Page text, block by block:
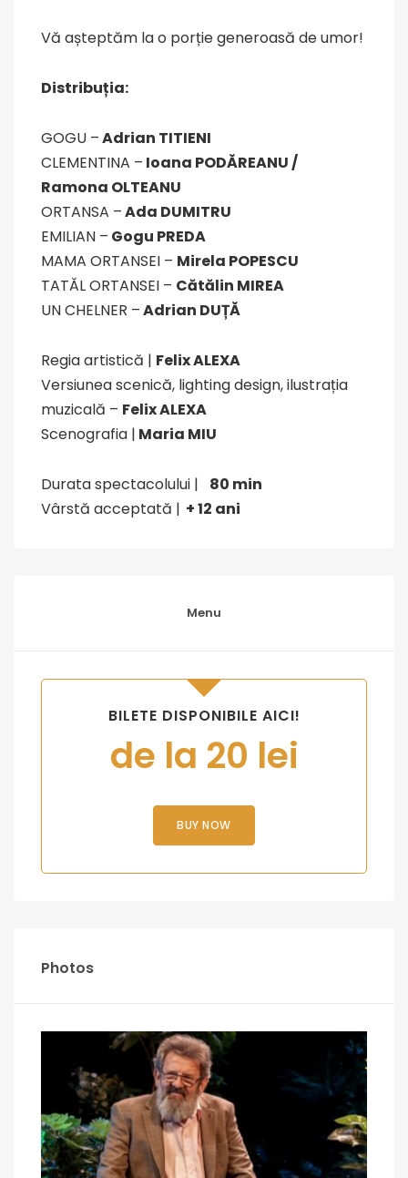
Vă așteptăm la o porție generoasă de umor!
Distribuția:
GOGU –Adrian TITIENI
CLEMENTINA – Ioana PODĂREANU /
Ramona OLTEANU
ORTANSA –Ada DUMITRU
EMILIAN – Gogu PREDA
MAMA ORTANSEI – Mirela POPESCU
TATĂL ORTANSEI – Cătălin MIREA
UN CHELNER –Adrian DUȚĂ
Regia artistică | Felix ALEXA
Versiunea scenică, lighting design, ilustrația
muzicală – Felix ALEXA
Scenografia | Maria MIU
Durata spectacolului | 80 min
Vârstă acceptată | + 12 ani
Menu
BILETE DISPONIBILE AICI!
de la 20 lei
BUY NOW
Photos